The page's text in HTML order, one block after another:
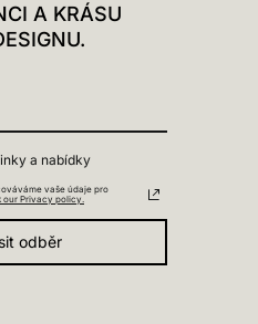
A KRÁSU
a nabídky
vaše údaje pro
our Privacy policy.
odběr